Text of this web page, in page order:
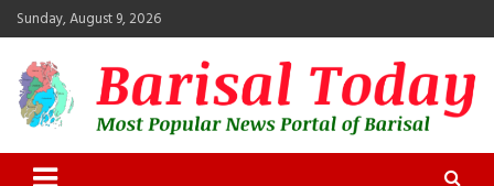
Skip
to
content
Sunday, August 9, 2026
Barisal Today
The Most Popular News Portal in Barisal